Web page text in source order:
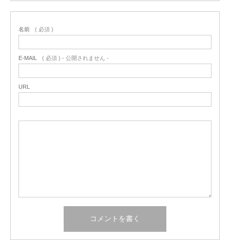
名前 ( 必須 )
E-MAIL ( 必須 ) - 公開されません -
URL